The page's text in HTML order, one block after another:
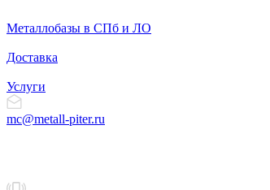
Металлобазы в СПб и ЛО
Доставка
Услуги
mc@metall-piter.ru